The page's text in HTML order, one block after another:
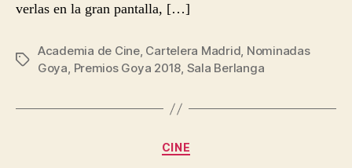
verlas en la gran pantalla, […]
Etiquetas
Academia de Cine, Cartelera Madrid, Nominadas
Goya, Premios Goya 2018, Sala Berlanga
Categorías
CINE